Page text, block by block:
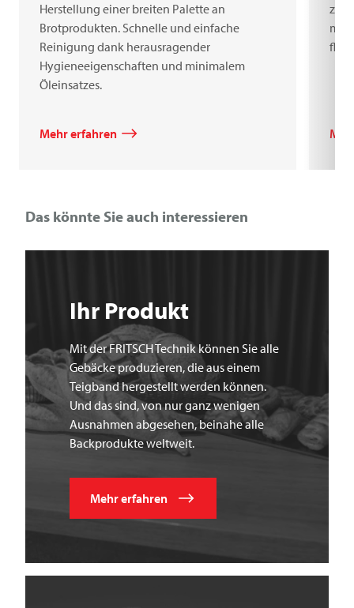
Herstellung einer breiten Palette an
Brotprodukten. Schnelle und einfache
Reinigung dank herausragender
Hygieneeigenschaften und minimalem
Öleinsatzes.
Mehr erfahren
Das könnte Sie auch interessieren
Ihr Produkt
Mit der FRITSCH Technik können Sie alle
Gebäcke produzieren, die aus einem
Teigband hergestellt werden können.
Und das sind, von nur ganz wenigen
Ausnahmen abgesehen, beinahe alle
Backprodukte weltweit.
Mehr erfahren